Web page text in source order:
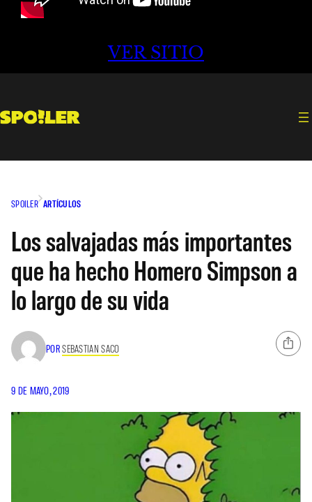
VER SITIO
SPOILER ARTÍCULOS
Los salvajadas más importantes
que ha hecho Homero Simpson a
lo largo de su vida
PORSEBASTIAN SACO
9 DE MAYO, 2019